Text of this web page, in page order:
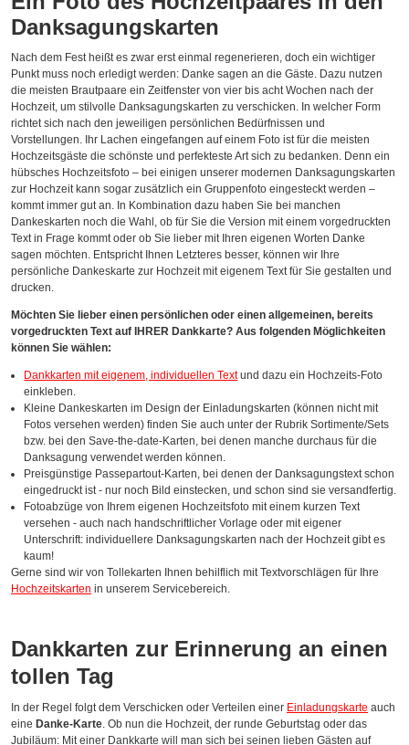
Danksagungskarten
Nach dem Fest heißt es zwar erst einmal regenerieren, doch ein wichtiger
Punkt muss noch erledigt werden: Danke sagen an die Gäste. Dazu nutzen
die meisten Brautpaare ein Zeitfenster von vier bis acht Wochen nach der
Hochzeit, um stilvolle Danksagungskarten zu verschicken. In welcher Form
richtet sich nach den jeweiligen persönlichen Bedürfnissen und
Vorstellungen. Ihr Lachen eingefangen auf einem Foto ist für die meisten
Hochzeitsgäste die schönste und perfekteste Art sich zu bedanken. Denn ein
hübsches Hochzeitsfoto – bei einigen unserer modernen Danksagungskarten
zur Hochzeit kann sogar zusätzlich ein Gruppenfoto eingesteckt werden –
kommt immer gut an. In Kombination dazu haben Sie bei manchen
Dankeskarten noch die Wahl, ob für Sie die Version mit einem vorgedruckten
Text in Frage kommt oder ob Sie lieber mit Ihren eigenen Worten Danke
sagen möchten. Entspricht Ihnen Letzteres besser, können wir Ihre
persönliche Dankeskarte zur Hochzeit mit eigenem Text für Sie gestalten und
drucken.
Möchten Sie lieber einen persönlichen oder einen allgemeinen, bereits
vorgedruckten Text auf IHRER Dankkarte? Aus folgenden Möglichkeiten
können Sie wählen:
Dankkarten mit eigenem, individuellen Textund dazu ein Hochzeits-Foto
einkleben.
Kleine Dankeskarten im Design der Einladungskarten (können nicht mit
Fotos versehen werden) finden Sie auch unter der Rubrik Sortimente/Sets
bzw. bei den Save-the-date-Karten, bei denen manche durchaus für die
Danksagung verwendet werden können.
Preisgünstige Passepartout-Karten, bei denen der Danksagungstext schon
eingedruckt ist - nur noch Bild einstecken, und schon sind sie versandfertig.
Fotoabzüge von Ihrem eigenen Hochzeitsfoto mit einem kurzen Text
versehen - auch nach handschriftlicher Vorlage oder mit eigener
Unterschrift: individuellere Danksagungskarten nach der Hochzeit gibt es
kaum!
Gerne sind wir von Tollekarten Ihnen behilflich mit Textvorschlägen für Ihre
Hochzeitskarten in unserem Servicebereich.
Dankkarten zur Erinnerung an einen
tollen Tag
In der Regel folgt dem Verschicken oder Verteilen einer Einladungskarte auch
eine Danke-Karte. Ob nun die Hochzeit, der runde Geburtstag oder das
Jubiläum: Mit einer Dankkarte will man sich bei seinen lieben Gästen auf